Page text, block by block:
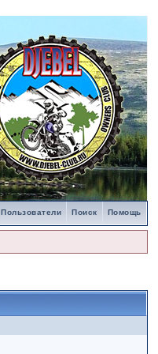
Помощь
Поиск
Пользователи